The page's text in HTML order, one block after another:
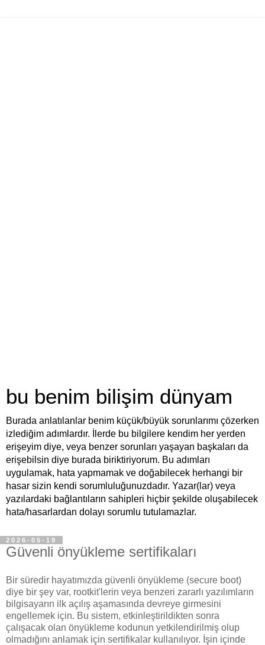
bu benim bilişim dünyam
Burada anlatılanlar benim küçük/büyük sorunlarımı çözerken
izlediğim adımlardır. İlerde bu bilgilere kendim her yerden
erişeyim diye, veya benzer sorunları yaşayan başkaları da
erişebilsin diye burada biriktiriyorum. Bu adımları
uygulamak, hata yapmamak ve doğabilecek herhangi bir
hasar sizin kendi sorumluluğunuzdadır. Yazar(lar) veya
yazılardaki bağlantıların sahipleri hiçbir şekilde oluşabilecek
hata/hasarlardan dolayı sorumlu tutulamazlar.
2026-05-19
Güvenli önyükleme sertifikaları
Bir süredir hayatımızda güvenli önyükleme (secure boot)
diye bir şey var, rootkit'lerin veya benzeri zararlı yazılımların
bilgisayarın ilk açılış aşamasında devreye girmesini
engellemek için. Bu sistem, etkinleştirildikten sonra
çalışacak olan önyükleme kodunun yetkilendirilmiş olup
olmadığını anlamak için sertifikalar kullanılıyor. İşin içinde